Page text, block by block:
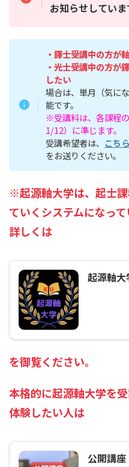
お知らせしていま
・鐸士受講中の方が
・光士受講中の方が
したい
場合は、単月（気に
能です。
※受講料は、各課程
1/12）に準じます。
受講希望者は、 こち
をお送りください。
※起源軸大学は、起士
ていくシステムになって
詳しくは
起源軸大
を御覧ください。
本格的に起源軸大学を
体験したい人は
公開講座